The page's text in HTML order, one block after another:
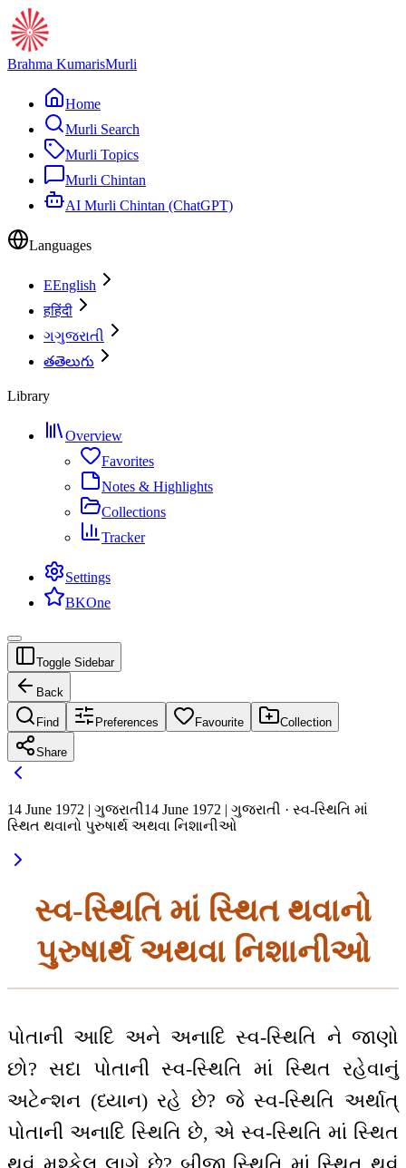
Brahma KumarisMurli
Home
Murli Search
Murli Topics
Murli Chintan
AI Murli Chintan (ChatGPT)
Languages
EEnglish
हहिंदी
ગગુજરાતી
తతెలుగు
Library
Overview
Favorites
Notes & Highlights
Collections
Tracker
Settings
BKOne
Toggle Sidebar
Back
Find Preferences Favourite Collection
Share
14 June 1972 | ગુજરાતી14 June 1972 | ગુજરાતી · સ્વ-સ્થિતિ માં
સ્થિત થવાનો પુરુષાર્થ અથવા નિશાનીઓ
સ્વ-સ્થિતિ માં સ્થિત થવાનો
પુરુષાર્થ અથવા નિશાનીઓ
પોતાની આદિ અને અનાદિ સ્વ-સ્થિતિ ને જાણો
છો? સદા પોતાની સ્વ-સ્થિતિ માં સ્થિત રહેવાનું
અટેન્શન (ધ્યાન) રહે છે? જે સ્વ-સ્થિતિ અર્થાત્
પોતાની અનાદિ સ્થિતિ છે, એ સ્વ-સ્થિતિ માં સ્થિત